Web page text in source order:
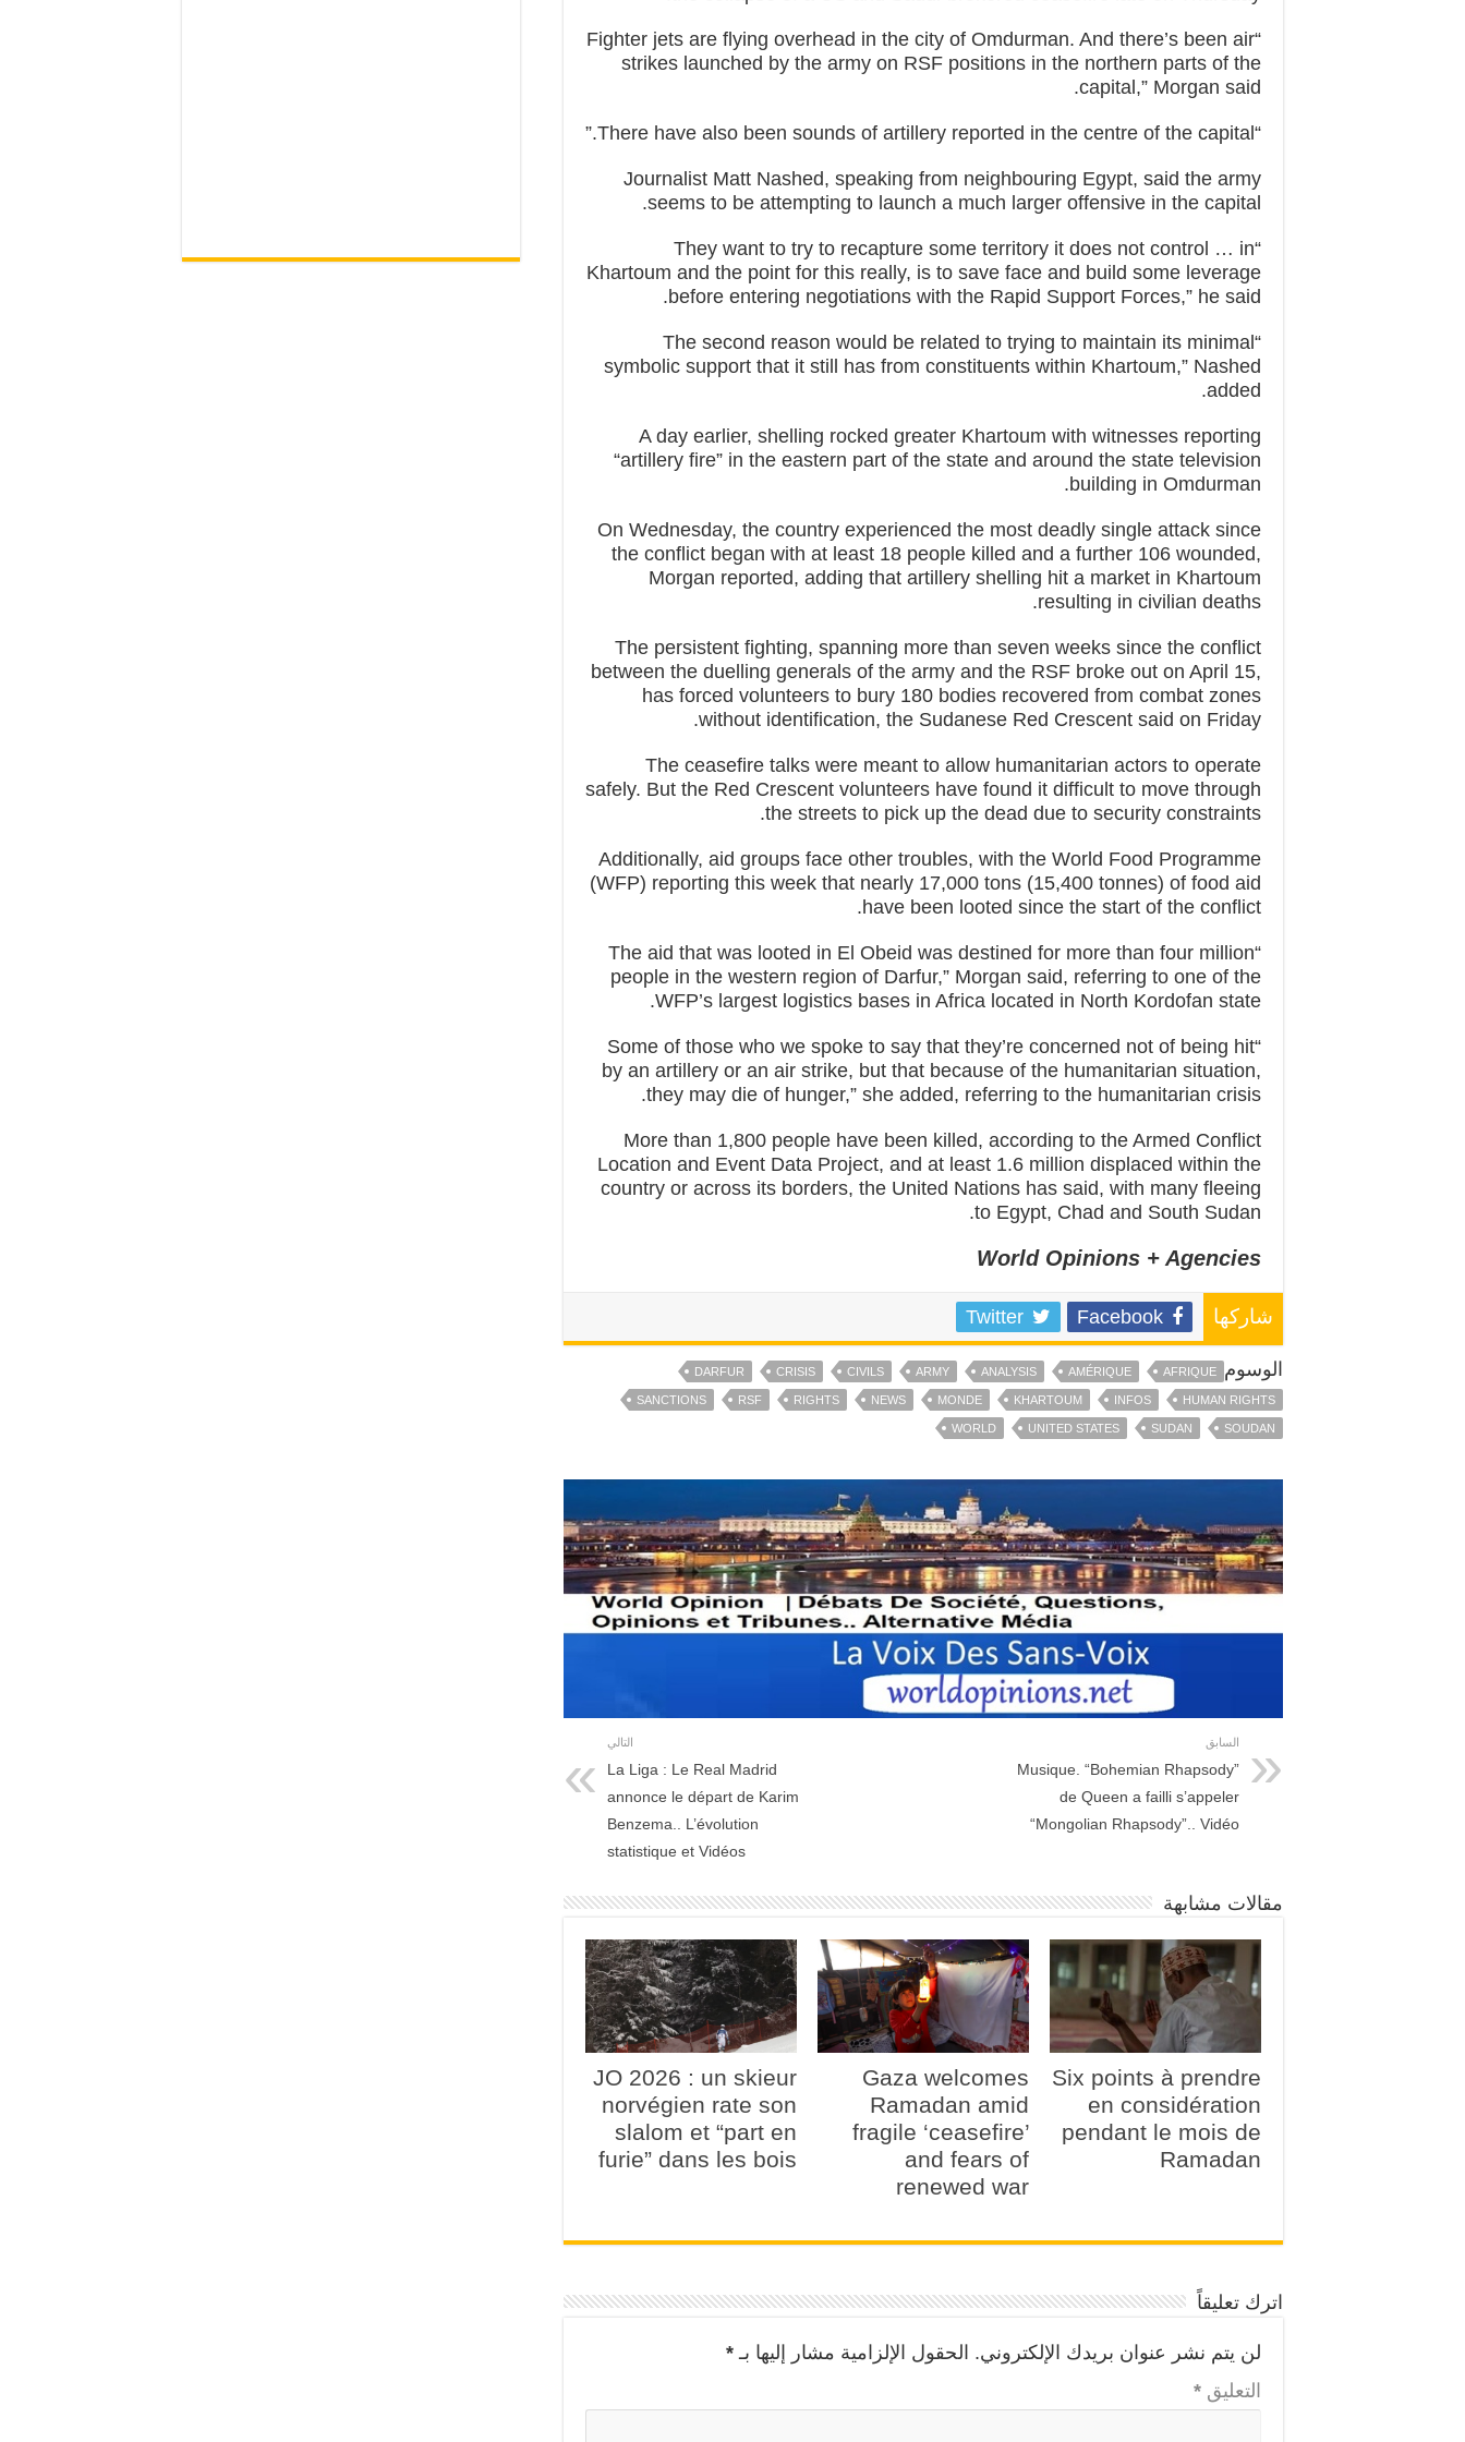
“Fighter jets are flying overhead in the city of Omdurman. And there’s been air
strikes launched by the army on RSF positions in the northern parts of the
capital,” Morgan said.
“There have also been sounds of artillery reported in the centre of the capital.”
Journalist Matt Nashed, speaking from neighbouring Egypt, said the army
seems to be attempting to launch a much larger offensive in the capital.
“They want to try to recapture some territory it does not control … in
Khartoum and the point for this really, is to save face and build some leverage
before entering negotiations with the Rapid Support Forces,” he said.
“The second reason would be related to trying to maintain its minimal
symbolic support that it still has from constituents within Khartoum,” Nashed
added.
A day earlier, shelling rocked greater Khartoum with witnesses reporting
“artillery fire” in the eastern part of the state and around the state television
building in Omdurman.
On Wednesday, the country experienced the most deadly single attack since
the conflict began with at least 18 people killed and a further 106 wounded,
Morgan reported, adding that artillery shelling hit a market in Khartoum
resulting in civilian deaths.
The persistent fighting, spanning more than seven weeks since the conflict
between the duelling generals of the army and the RSF broke out on April 15,
has forced volunteers to bury 180 bodies recovered from combat zones
without identification, the Sudanese Red Crescent said on Friday.
The ceasefire talks were meant to allow humanitarian actors to operate
safely. But the Red Crescent volunteers have found it difficult to move through
the streets to pick up the dead due to security constraints.
Additionally, aid groups face other troubles, with the World Food Programme
(WFP) reporting this week that nearly 17,000 tons (15,400 tonnes) of food aid
have been looted since the start of the conflict.
“The aid that was looted in El Obeid was destined for more than four million
people in the western region of Darfur,” Morgan said, referring to one of the
WFP’s largest logistics bases in Africa located in North Kordofan state.
“Some of those who we spoke to say that they’re concerned not of being hit
by an artillery or an air strike, but that because of the humanitarian situation,
they may die of hunger,” she added, referring to the humanitarian crisis.
More than 1,800 people have been killed, according to the Armed Conflict
Location and Event Data Project, and at least 1.6 million displaced within the
country or across its borders, the United Nations has said, with many fleeing
to Egypt, Chad and South Sudan.
World Opinions + Agencies
شاركها Facebook
Twitter
الوسوم AFRIQUE
AMÉRIQUE
ANALYSIS
ARMY
CIVILS
CRISIS
DARFUR
HUMAN RIGHTS
INFOS
KHARTOUM
MONDE
NEWS
RIGHTS
RSF
SANCTIONS
SOUDAN
SUDAN
UNITED STATES
WORLD
السابق
Musique. “Bohemian Rhapsody”
de Queen a failli s’appeler
“Mongolian Rhapsody”.. Vidéo
التالي
La Liga : Le Real Madrid
annonce le départ de Karim
Benzema.. L’évolution
statistique et Vidéos
مقالات مشابهة
Six points à prendre
en considération
pendant le mois de
Ramadan
Gaza welcomes
Ramadan amid
fragile ‘ceasefire’
and fears of
renewed war
JO 2026 : un skieur
norvégien rate son
slalom et “part en
furie” dans les bois
اترك تعليقاً
لن يتم نشر عنوان بريدك الإلكتروني. الحقول الإلزامية مشار إليها بـ *
التعليق *